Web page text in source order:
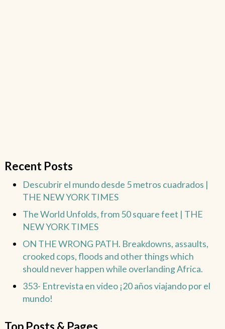
Recent Posts
Descubrir el mundo desde 5 metros cuadrados |
THE NEW YORK TIMES
The World Unfolds, from 50 square feet | THE
NEW YORK TIMES
ON THE WRONG PATH. Breakdowns, assaults,
crooked cops, floods and other things which
should never happen while overlanding Africa.
353- Entrevista en video ¡20 años viajando por el
mundo!
Top Posts & Pages